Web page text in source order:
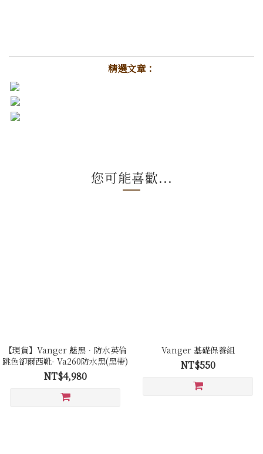
精選文章：
您可能喜歡...
【現貨】Vanger 魅黑．防水英倫
跳色卻爾西靴- Va260防水黑(黑帶)
NT$4,980
Vanger 基礎保養組
NT$550